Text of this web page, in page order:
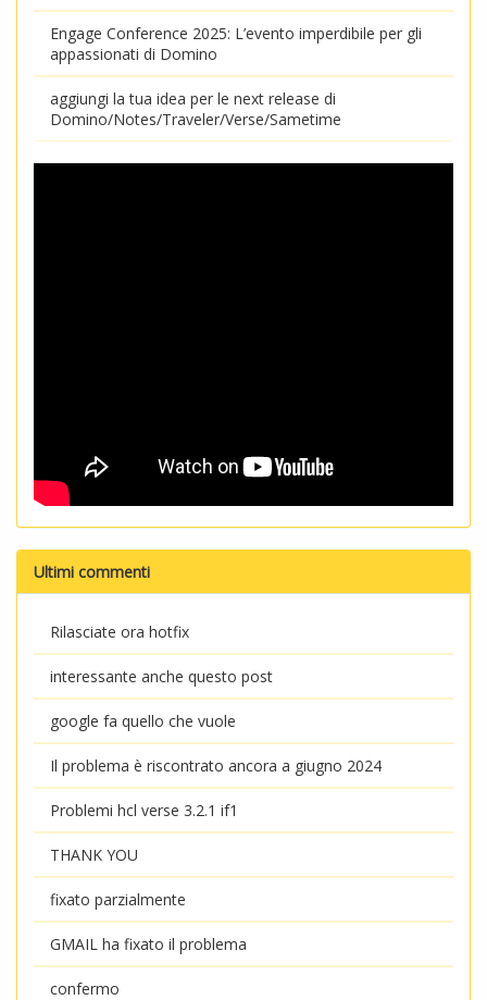
Engage Conference 2025: L’evento imperdibile per gli
appassionati di Domino
aggiungi la tua idea per le next release di
Domino/Notes/Traveler/Verse/Sametime
Ultimi commenti
Rilasciate ora hotfix
interessante anche questo post
google fa quello che vuole
Il problema è riscontrato ancora a giugno 2024
Problemi hcl verse 3.2.1 if1
THANK YOU
fixato parzialmente
GMAIL ha fixato il problema
confermo